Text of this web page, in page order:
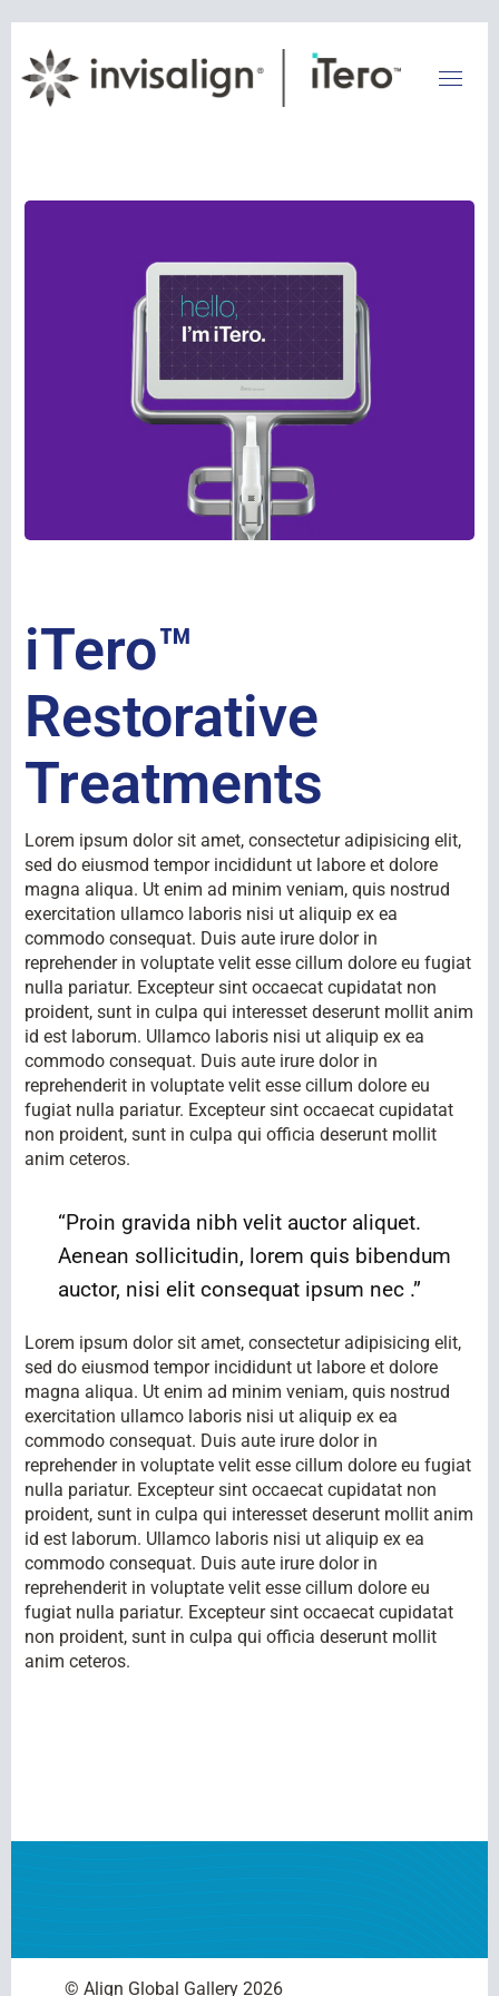
iTero™
Restorative
Treatments
Lorem ipsum dolor sit amet, consectetur adipisicing elit,
sed do eiusmod tempor incididunt ut labore et dolore
magna aliqua. Ut enim ad minim veniam, quis nostrud
exercitation ullamco laboris nisi ut aliquip ex ea
commodo consequat. Duis aute irure dolor in
reprehender in voluptate velit esse cillum dolore eu fugiat
nulla pariatur. Excepteur sint occaecat cupidatat non
proident, sunt in culpa qui interesset deserunt mollit anim
id est laborum. Ullamco laboris nisi ut aliquip ex ea
commodo consequat. Duis aute irure dolor in
reprehenderit in voluptate velit esse cillum dolore eu
fugiat nulla pariatur. Excepteur sint occaecat cupidatat
non proident, sunt in culpa qui officia deserunt mollit
anim ceteros.
“Proin gravida nibh velit auctor aliquet.
Aenean sollicitudin, lorem quis bibendum
auctor, nisi elit consequat ipsum nec .”
Lorem ipsum dolor sit amet, consectetur adipisicing elit,
sed do eiusmod tempor incididunt ut labore et dolore
magna aliqua. Ut enim ad minim veniam, quis nostrud
exercitation ullamco laboris nisi ut aliquip ex ea
commodo consequat. Duis aute irure dolor in
reprehender in voluptate velit esse cillum dolore eu fugiat
nulla pariatur. Excepteur sint occaecat cupidatat non
proident, sunt in culpa qui interesset deserunt mollit anim
id est laborum. Ullamco laboris nisi ut aliquip ex ea
commodo consequat. Duis aute irure dolor in
reprehenderit in voluptate velit esse cillum dolore eu
fugiat nulla pariatur. Excepteur sint occaecat cupidatat
non proident, sunt in culpa qui officia deserunt mollit
anim ceteros.
© Align Global Gallery2026